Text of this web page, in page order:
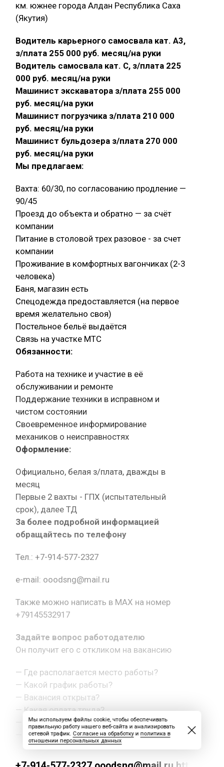
км. южнее города Алдан Республика Саха
(Якутия)
Водитель карьерного самосвала кат. А3,
з/плата 255 000 руб. месяц/на руки
Водитель самосвала кат. С, з/плата 225
000 руб. месяц/на руки
Машинист экскаватора з/плата 255 000
руб. месяц/на руки
Машинист погрузчика з/плата 210 000
руб. месяц/на руки
Машинист бульдозера з/плата 270 000
руб. месяц/на руки
Мы предлагаем:
Вахта: 60/30, по согласованию продление —
90/45
Проезд до объекта и обратно — за счёт
компании
Питание в столовой трех разовое - за счет
компании
Проживание в комфортных вагончиках (2-3
человека)
Баня, магазин есть
Спецодежда предоставляется (на первое
время желательно своя)
Постельное бельё выдаётся
Связь на участке МТС
Обязанности:
Работа на технике и участие в её
обслуживании и ремонте
Поддержание техники в исправном и
чистом состоянии
Своевременное информирование
механиков о неисправностях
Оформление:
Официально, белая з/плата, дважды в
месяц
Первые 2 вахты - ГПХ (испытательный
срок), далее ТД
За более подробной информацией
обращайтесь по телефону
Тел.: +7-914-577-2327
e-mail: ooodsng@mail.ru
Также можно написать в MAX на номер
+79145532917
Задайте вопрос работодателю
Он получит его с откликом на вакансию
— Где располагается место работы?
— Какой график работы?
— Вакансия открыта?
— Какая оплата труда?
— Как с вами связаться?
— Другой вопрос.
Мы используем файлы cookie, чтобы обеспечивать
правильную работу нашего веб-сайта и анализировать
сетевой трафик. Согласие на обработкуи политика в
отношении персональных данных